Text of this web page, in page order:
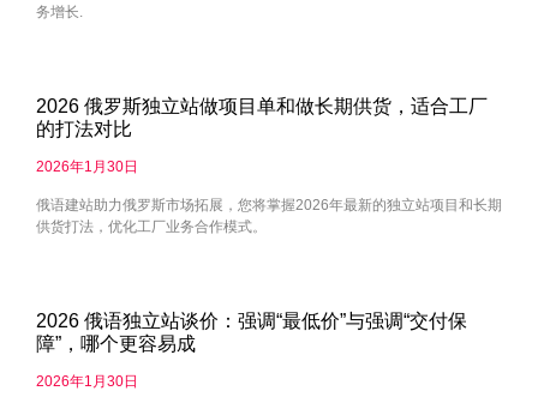
务增长.
2026 俄罗斯独立站做项目单和做长期供货，适合工厂
的打法对比
2026年1月30日
俄语建站助力俄罗斯市场拓展，您将掌握2026年最新的独立站项目和长期
供货打法，优化工厂业务合作模式。
2026 俄语独立站谈价：强调“最低价”与强调“交付保
障”，哪个更容易成
2026年1月30日